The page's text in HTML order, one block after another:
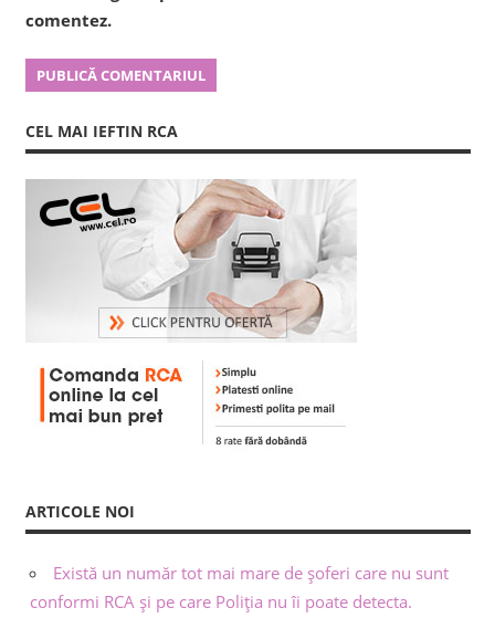
comentez.
CEL MAI IEFTIN RCA
ARTICOLE NOI
Există un număr tot mai mare de șoferi care nu sunt
conformi RCA și pe care Poliția nu îi poate detecta.